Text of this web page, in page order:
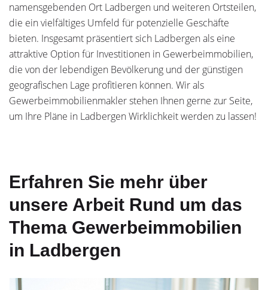
namensgebenden Ort Ladbergen und weiteren Ortsteilen,
die ein vielfältiges Umfeld für potenzielle Geschäfte
bieten. Insgesamt präsentiert sich Ladbergen als eine
attraktive Option für Investitionen in Gewerbeimmobilien,
die von der lebendigen Bevölkerung und der günstigen
geografischen Lage profitieren können. Wir als
Gewerbeimmobilienmakler stehen Ihnen gerne zur Seite,
um Ihre Pläne in Ladbergen Wirklichkeit werden zu lassen!
Erfahren Sie mehr über
unsere Arbeit Rund um das
Thema Gewerbeimmobilien
in Ladbergen